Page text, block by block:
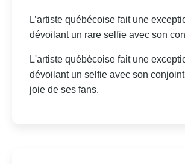
L’artiste québécoise fait une
dévoilant un rare selfie avec son
L'artiste québécoise fait une
dévoilant un selfie avec son
joie de ses fans.